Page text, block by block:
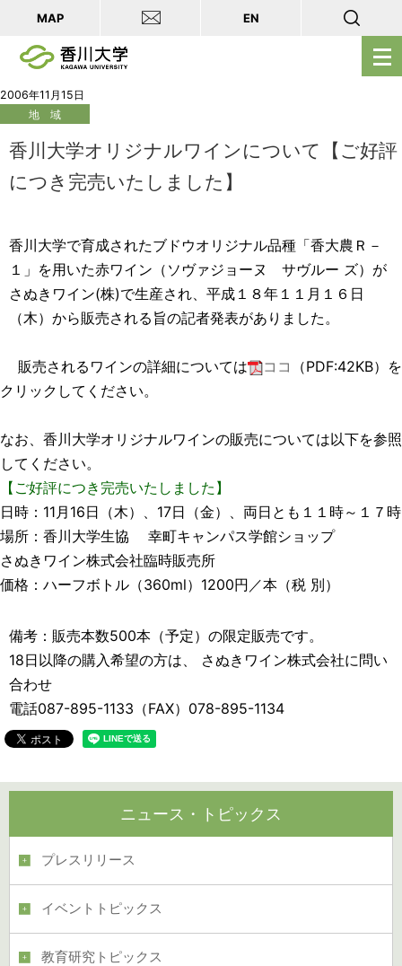
メ
ニ
を
MAP EN
2006年11月15日
地 域
香川大学オリジナルワインについて【ご好評
につき完売いたしました】
香川大学で育成されたブドウオリジナル品種「香大農Ｒ－
１」を用いた赤ワイン（ソヴァジョーヌ サヴルー ズ）が
さぬきワイン(株)で生産され、平成１８年１１月１６日
（木）から販売される旨の記者発表がありました。
販売されるワインの詳細については ココ
（PDF:42KB）を
クリックしてください。
なお、香川大学オリジナルワインの販売については以下を参照
してください。
【ご好評につき完売いたしました】
日時：11月16日（木）、17日（金）、両日とも１１時～１７時
場所：香川大学生協 幸町キャンパス学館ショップ
さぬきワイン株式会社臨時販売所
価格：ハーフボトル（360ml）1200円／本（税 別）
備考：販売本数500本（予定）の限定販売です。
18日以降の購入希望の方は、 さぬきワイン株式会社に問い
合わせ
電話087-895-1133（FAX）078-895-1134
ニュース・トピックス
プレスリリース
イベントトピックス
教育研究トピックス